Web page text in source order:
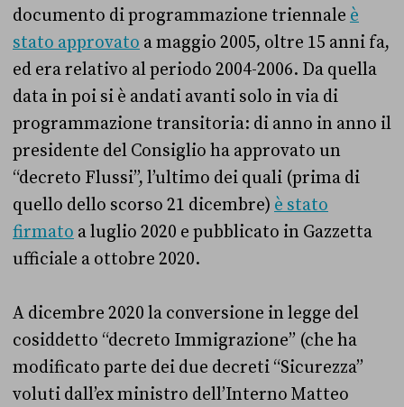
documento di programmazione triennale è
stato approvato a maggio 2005, oltre 15 anni fa,
ed era relativo al periodo 2004-2006. Da quella
data in poi si è andati avanti solo in via di
programmazione transitoria: di anno in anno il
presidente del Consiglio ha approvato un
“decreto Flussi”, l’ultimo dei quali (prima di
quello dello scorso 21 dicembre) è stato
firmato a luglio 2020 e pubblicato in Gazzetta
ufficiale a ottobre 2020.
A dicembre 2020 la conversione in legge del
cosiddetto “decreto Immigrazione” (che ha
modificato parte dei due decreti “Sicurezza”
voluti dall’ex ministro dell’Interno Matteo